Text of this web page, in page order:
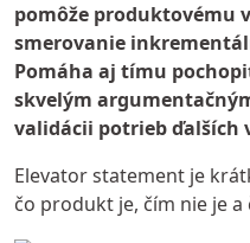
pomôže produktovému
smerovanie
Pomáha aj tímu
skvelým
validácii potrieb ďalších
Elevator statement je
čo produkt je, čím nie je a